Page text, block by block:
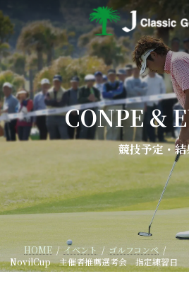
コ
ン
テ
ン
ツ
へ
ス
キ
ッ
プ
ナ
ビ
ゲ
ー
シ
ョ
ン
に
移
動
CONPE &
競技予定・結
HOME イベント
ゴルフコンペ
NovilCup 主催者推薦選考会 指定練習日